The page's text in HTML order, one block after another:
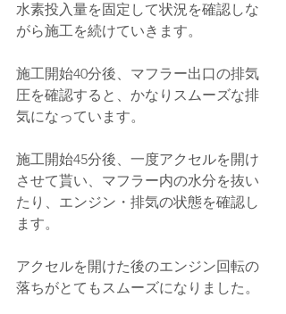
水素投入量を固定して状況を確認しな
がら施工を続けていきます。
施工開始40分後、マフラー出口の排気
圧を確認すると、かなりスムーズな排
気になっています。
施工開始45分後、一度アクセルを開け
させて貰い、マフラー内の水分を抜い
たり、エンジン・排気の状態を確認し
ます。
アクセルを開けた後のエンジン回転の
落ちがとてもスムーズになりました。